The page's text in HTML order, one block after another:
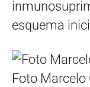
esquema
Foto Marcelo